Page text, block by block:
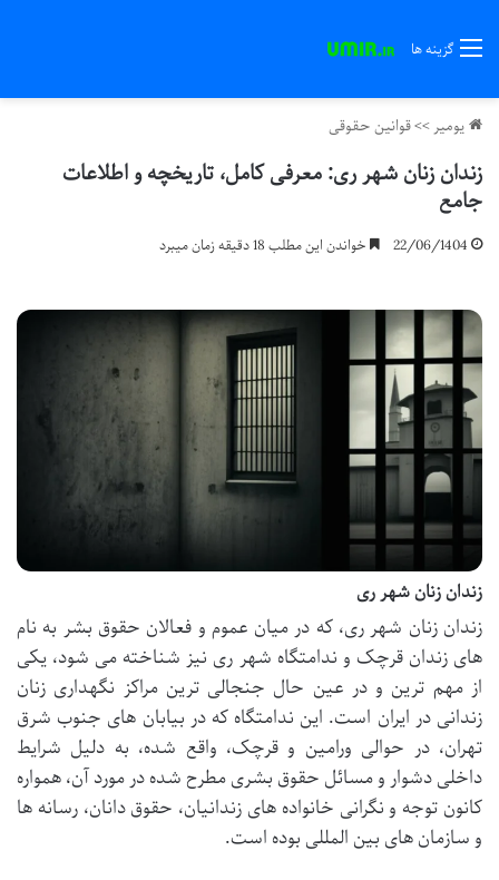
گزینه ها
یومیر>>قوانین حقوقی
زندان زنان شهر ری: معرفی کامل، تاریخچه و اطلاعات
جامع
22/06/1404 خواندن این مطلب 18 دقیقه زمان میبرد
زندان زنان شهر ری
زندان زنان شهر ری، که در میان عموم و فعالان حقوق بشر به نام
های زندان قرچک و ندامتگاه شهر ری نیز شناخته می شود، یکی
از مهم ترین و در عین حال جنجالی ترین مراکز نگهداری زنان
زندانی در ایران است. این ندامتگاه که در بیابان های جنوب شرق
تهران، در حوالی ورامین و قرچک، واقع شده، به دلیل شرایط
داخلی دشوار و مسائل حقوق بشری مطرح شده در مورد آن، همواره
کانون توجه و نگرانی خانواده های زندانیان، حقوق دانان، رسانه ها
و سازمان های بین المللی بوده است.